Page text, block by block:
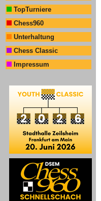
TopTurniere
Chess960
Unterhaltung
Chess Classic
Impressum